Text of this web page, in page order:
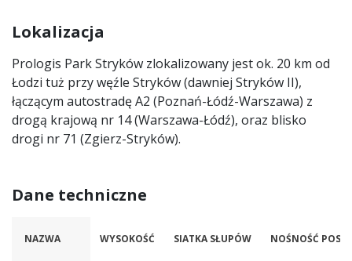
Lokalizacja
Prologis Park Stryków zlokalizowany jest ok. 20 km od
Łodzi tuż przy węźle Stryków (dawniej Stryków II),
łączącym autostradę A2 (Poznań-Łódź-Warszawa) z
drogą krajową nr 14 (Warszawa-Łódź), oraz blisko
drogi nr 71 (Zgierz-Stryków).
Dane techniczne
NAZWA WYSOKOŚĆ SIATKA SŁUPÓW NOŚNOŚĆ